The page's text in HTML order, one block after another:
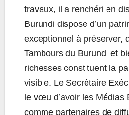
travaux, il a renchéri en
Burundi dispose d’un
exceptionnel à préserver,
Tambours du Burundi et
richesses constituent la
visible. Le Secrétaire
le vœu d’avoir les Médias
comme partenaires de